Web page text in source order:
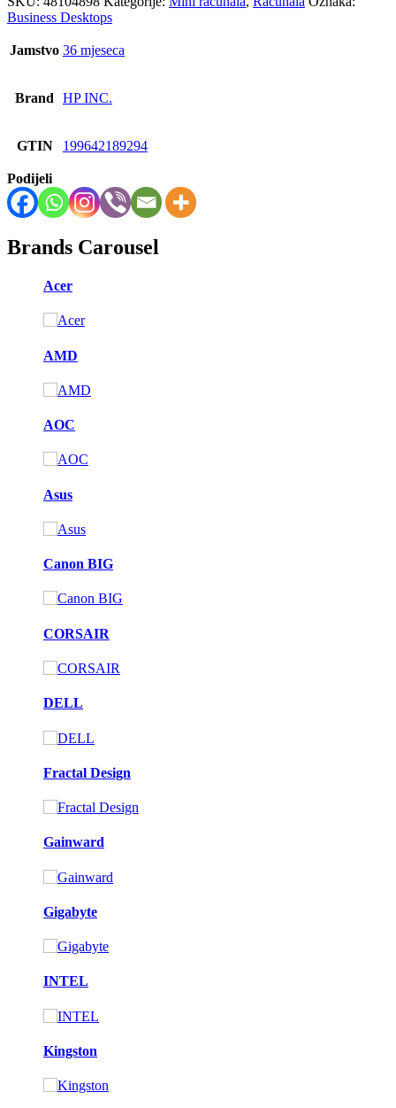
Business Desktops
Jamstvo 36 mjeseca
Brand HP INC.
GTIN 199642189294
Podijeli
Brands Carousel
Acer
AMD
AOC
Asus
Canon BIG
CORSAIR
DELL
Fractal Design
Gainward
Gigabyte
INTEL
Kingston